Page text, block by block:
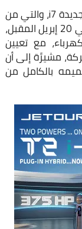
وأكدت الشركة أنه سيتم بيع الفئة السابعة الجديدة i7، والتي من
المقرر أن يتم الكشف عنها بشكل رسمي في 20 إبريل المقبل،
مع تعيين
مشيرًة إلى أن
بالكامل من